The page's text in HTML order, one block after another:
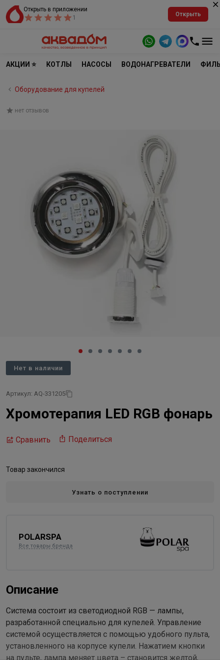
Открыть в приложении
1
Открыть
АКЦИИ ⭐ КОТЛЫ НАСОСЫ ВОДОНАГРЕВАТЕЛИ
Оборудование для купелей
нет отзывов
Нет в наличии
Артикул: AQ-331205
Хромотерапия LED RGB фонарь
Сравнить Поделиться
Товар закончился
Узнать о поступлении
POLARSPA
Все товары бренда
Описание
Система состоит из светодиодной RGB — лампы,
разработанной специально для купелей. Управление
системой осуществляется с помощью удобного пульта,
установленного на корпусе купели. Нажатием кнопки
на пульте, лампа меняет цвета – становится желтой,